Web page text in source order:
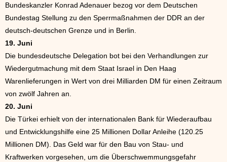
Bundeskanzler Konrad Adenauer bezog vor dem Deutschen
Bundestag Stellung zu den Sperrmaßnahmen der DDR an der
deutsch-deutschen Grenze und in Berlin.
19. Juni
Die bundesdeutsche Delegation bot bei den Verhandlungen zur
Wiedergutmachung mit dem Staat Israel in Den Haag
Warenlieferungen in Wert von drei Milliarden DM für einen Zeitraum
von zwölf Jahren an.
20. Juni
Die Türkei erhielt von der internationalen Bank für Wiederaufbau
und Entwicklungshilfe eine 25 Millionen Dollar Anleihe (120.25
Millionen DM). Das Geld war für den Bau von Stau- und
Kraftwerken vorgesehen, um die Überschwemmungsgefahr